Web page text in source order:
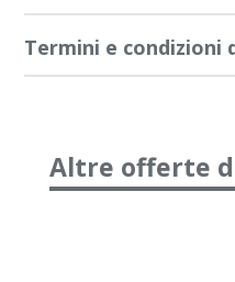
Termini e condizioni
Altre offerte